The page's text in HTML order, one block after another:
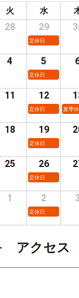
火 水
28 29
定休日
4 5
定休日
11 12
定休日 夏季
18 19
定休日
25 26
定休日
1 2
定休日
3
アクセス